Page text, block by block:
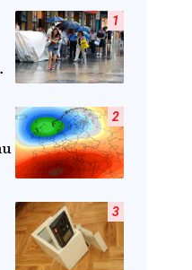
1
2
3